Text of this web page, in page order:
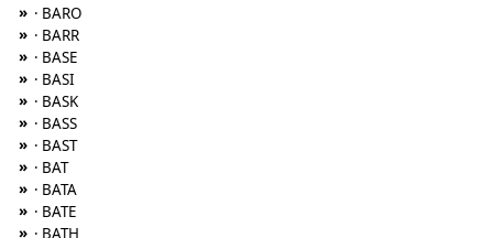
» · BARO
» · BARR
» · BASE
» · BASI
» · BASK
» · BASS
» · BAST
» · BAT
» · BATA
» · BATE
» · BATH